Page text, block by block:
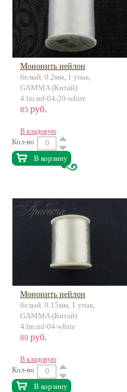
Мононить нейлон
белый, 0.2мм, 1 упак,
GAMMA (Китай)
4.lm.mf-04-20-white
85 руб.
В кладовую
Кол-во
В корзину
Мононить нейлон
белый, 0.15мм, 1 упак,
GAMMA (Китай)
4.lm.mf-04-white
80 руб.
В кладовую
Кол-во
В корзину